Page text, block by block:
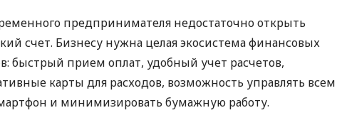
предпринимателя недостаточно открыть
счет. Бизнесу нужна целая экосистема финансовых
быстрый прием оплат, удобный учет расчетов,
карты для расходов, возможность управлять всем
и минимизировать бумажную работу.